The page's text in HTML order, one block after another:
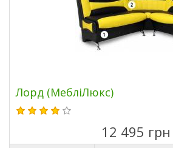
Лорд (МебліЛюкс)
12 495 грн